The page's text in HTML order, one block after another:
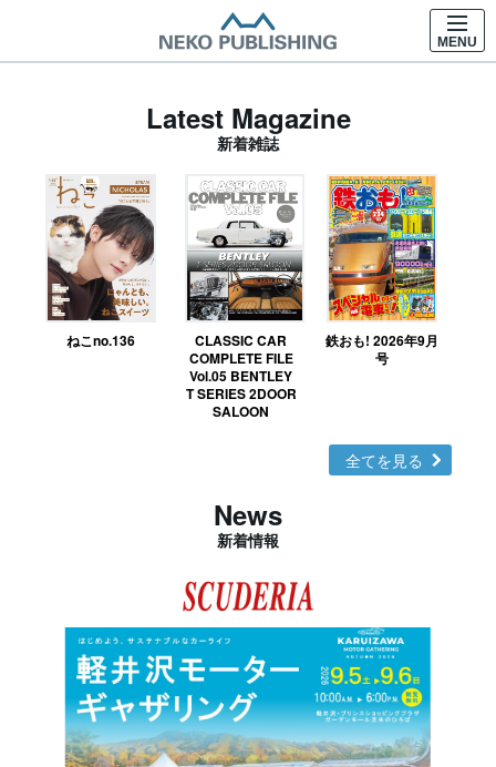
MENU
Latest Magazine
新着雑誌
ねこno.136
CLASSIC CAR
COMPLETE FILE
Vol.05 BENTLEY
T SERIES 2DOOR
SALOON
鉄おも! 2026年9月
号
全てを見る
News
新着情報